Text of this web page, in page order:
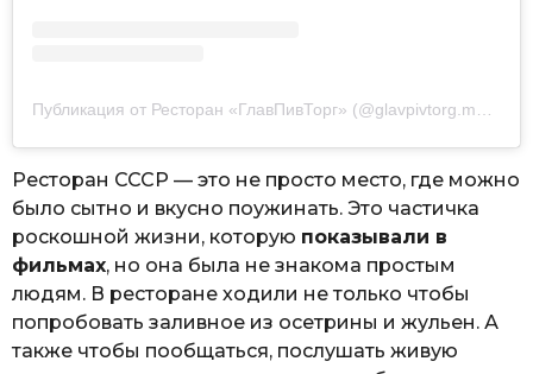
Ресторан СССР — это не просто место, где можно
было сытно и вкусно поужинать. Это частичка
роскошной жизни, которую показывали в
фильмах, но она была не знакома простым
людям. В ресторане ходили не только чтобы
попробовать заливное из осетрины и жульен. А
также чтобы пообщаться, послушать живую